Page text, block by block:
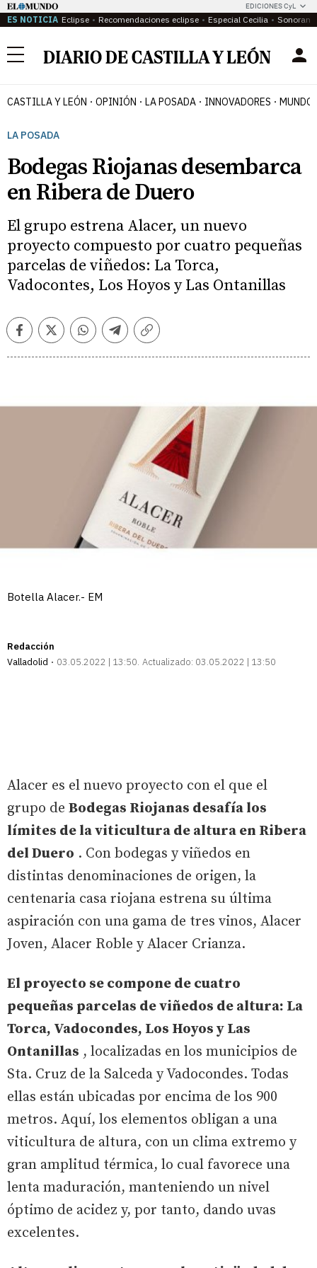
EDICIONES CyL
ES NOTICIA Eclipse Recomendaciones eclipse Especial Cecilia
Menú
CASTILLA Y LEÓN OPINIÓN LA POSADA INNOVADORES MUNDO
LA POSADA
Bodegas Riojanas desembarca
en Ribera de Duero
El grupo estrena Alacer, un nuevo
proyecto compuesto por cuatro pequeñas
parcelas de viñedos: La Torca,
Vadocontes, Los Hoyos y Las Ontanillas
FacebookTwitterWhatsappTelegramCopiar
Botella Alacer.- EM
Redacción
Valladolid
03.05.2022 | 13:50 Actualizado: 03.05.2022 | 13:50
Alacer es el nuevo proyecto con el que el
grupo de Bodegas Riojanas desafía los
límites de la viticultura de altura en Ribera
del Duero . Con bodegas y viñedos en
distintas denominaciones de origen, la
centenaria casa riojana estrena su última
aspiración con una gama de tres vinos, Alacer
Joven, Alacer Roble y Alacer Crianza.
El proyecto se compone de cuatro
pequeñas parcelas de viñedos de altura: La
Torca, Vadocondes, Los Hoyos y Las
Ontanillas , localizadas en los municipios de
Sta. Cruz de la Salceda y Vadocondes. Todas
ellas están ubicadas por encima de los 900
metros. Aquí, los elementos obligan a una
viticultura de altura, con un clima extremo y
gran amplitud térmica, lo cual favorece una
lenta maduración, manteniendo un nivel
óptimo de acidez y, por tanto, dando uvas
excelentes.